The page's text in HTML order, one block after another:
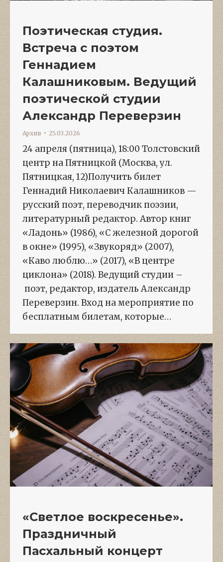
Поэтическая студия.
Встреча с поэтом
Геннадием
Калашниковым. Ведущий
поэтической студии
Александр Переверзин
Архив 25.03.2026
24 апреля (пятница), 18:00 Толстовский
центр на Пятницкой (Москва, ул.
Пятницкая, 12)Получить билет
Геннадий Николаевич Калашников —
русский поэт, переводчик поэзии,
литературный редактор. Автор книг
«Ладонь» (1986), «С железной дорогой
в окне» (1995), «Звукоряд» (2007),
«Каво люблю…» (2017), «В центре
циклона» (2018). Ведущий студии –
поэт, редактор, издатель Александр
Переверзин. Вход на мероприятие по
бесплатным билетам, которые…
«Светлое воскресенье».
Праздничный
Пасхальный концерт